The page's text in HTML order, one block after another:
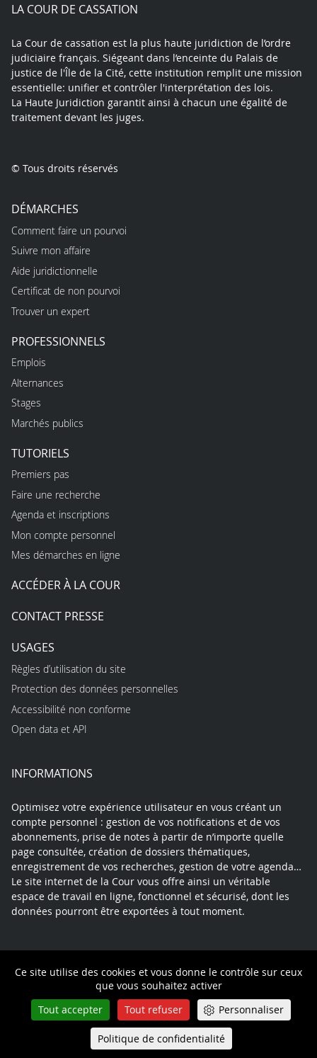
Ce site utilise des cookies et vous donne le contrôle sur ceux
que vous souhaitez activer
Tout accepter
Tout refuser Personnaliser
Politique de confidentialité
LA COUR DE CASSATION
La Cour de cassation est la plus haute juridiction de l’ordre
judiciaire français. Siégeant dans l’enceinte du Palais de
justice de l'Île de la Cité, cette institution remplit une mission
essentielle: unifier et contrôler l'interprétation des lois.
La Haute Juridiction garantit ainsi à chacun une égalité de
traitement devant les juges.
© Tous droits réservés
DÉMARCHES
Comment faire un pourvoi
Suivre mon affaire
Aide juridictionnelle
Certificat de non pourvoi
Trouver un expert
PROFESSIONNELS
Emplois
Alternances
Stages
Marchés publics
TUTORIELS
Premiers pas
Faire une recherche
Agenda et inscriptions
Mon compte personnel
Mes démarches en ligne
ACCÉDER À LA COUR
CONTACT PRESSE
USAGES
Règles d’utilisation du site
Protection des données personnelles
Accessibilité non conforme
Open data et API
INFORMATIONS
Optimisez votre expérience utilisateur en vous créant un
compte personnel : gestion de vos notifications et de vos
abonnements, prise de notes à partir de n’importe quelle
page consultée, création de dossiers thématiques,
enregistrement de vos recherches, gestion de votre agenda…
Le site internet de la Cour vous offre ainsi un véritable
espace de travail en ligne, fonctionnel et sécurisé, dont les
données pourront être exportées à tout moment.
Contact Mentions légales
Plan du site
Politique de confidentialité
Queue-Fair